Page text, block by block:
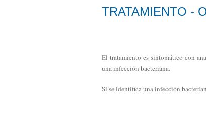
TRATAMIENTO -
El tratamiento es sintomático con
una infección bacteriana.
Si se identifica una infección